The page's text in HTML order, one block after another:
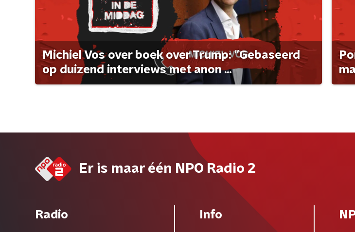
Michiel Vos over boek over Trump: "Gebaseerd
op duizend interviews met anon ...
Er is maar één NPO Radio 2
Radio Info